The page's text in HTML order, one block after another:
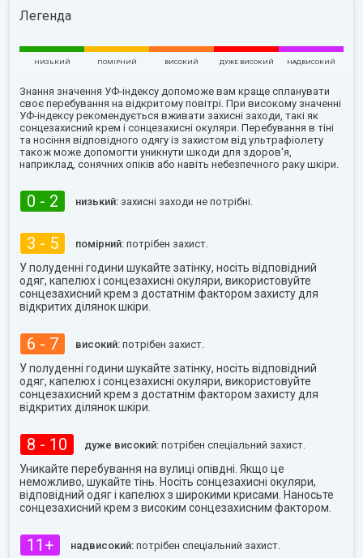
Легенда
НИЗЬКИЙ ПОМІРНИЙ ВИСОКИЙ ДУЖЕ ВИСОКИЙ НАДВИСОКИЙ
Знання значення УФ-індексу допоможе вам краще спланувати
своє перебування на відкритому повітрі. При високому значенні
УФ-індексу рекомендується вживати захисні заходи, такі як
сонцезахисний крем і сонцезахисні окуляри. Перебування в тіні
та носіння відповідного одягу із захистом від ультрафіолету
також може допомогти уникнути шкоди для здоров'я,
наприклад, сонячних опіків або навіть небезпечного раку шкіри.
0 - 2 низький: захисні заходи не потрібні.
3 - 5 помірний: потрібен захист.
У полуденні години шукайте затінку, носіть відповідний
одяг, капелюх і сонцезахисні окуляри, використовуйте
сонцезахисний крем з достатнім фактором захисту для
відкритих ділянок шкіри.
6 - 7 високий: потрібен захист.
У полуденні години шукайте затінку, носіть відповідний
одяг, капелюх і сонцезахисні окуляри, використовуйте
сонцезахисний крем з достатнім фактором захисту для
відкритих ділянок шкіри.
8 - 10 дуже високий: потрібен спеціальний захист.
Уникайте перебування на вулиці опівдні. Якщо це
неможливо, шукайте тінь. Носіть сонцезахисні окуляри,
відповідний одяг і капелюх з широкими крисами. Наносьте
сонцезахисний крем з високим сонцезахисним фактором.
11+ надвисокий: потрібен спеціальний захист.